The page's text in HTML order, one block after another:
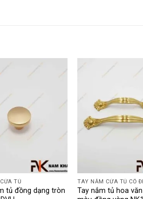
TỦ
tủ đồng dạng tròn
TAY NẮM CỬA TỦ CỔ
Tay nắm tủ hoa